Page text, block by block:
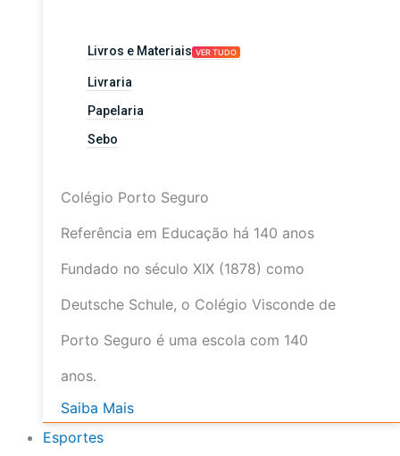
Livros e Materiais VER TUDO
Livraria
Papelaria
Sebo
Colégio Porto Seguro
Referência em Educação há 140 anos
Fundado no século XIX (1878) como
Deutsche Schule, o Colégio Visconde de
Porto Seguro é uma escola com 140
anos.
Saiba Mais
Esportes